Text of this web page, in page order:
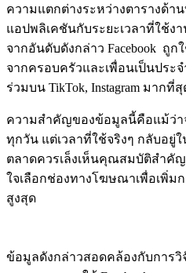
ความแตกต่างระหว่างตารางด้า
แอปพลิเคชันกับระยะเวลาที่ใช้ง
จากอันดับดังกล่าว Facebook ถูก
จากครอบครัวและเพื่อนเป็นประ
ร่วมบน TikTok, Instagram มากที่สุ
ความสำคัญของข้อมูลนี้คือแม้ว่า
ทุกวัน แต่เวลาที่ใช้จริงๆ กลับอยู่
ตลาดควรเล็งเห็นคุณสมบัติสำคั
ใจเลือกช่องทางโฆษณาเพื่อเพิ่ม
สูงสุด
ข้อมูลดังกล่าวสอดคล้องกับการวิ